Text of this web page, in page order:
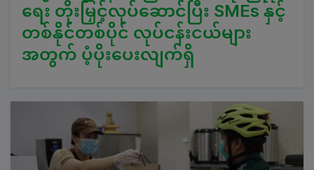
ရေး တိုးမြှင့်လုပ်ဆောင်ပြီး SMEs နှင့်
တစ်နိုင်တစ်ပိုင် လုပ်ငန်းငယ်များ
အတွက် ပံ့ပိုးပေးလျက်ရှိ